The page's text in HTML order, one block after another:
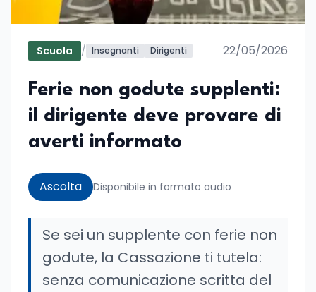
Scuola / Insegnanti Dirigenti 22/05/2026
Ferie non godute supplenti:
il dirigente deve provare di
averti informato
Ascolta Disponibile in formato audio
Se sei un supplente con ferie non
godute, la Cassazione ti tutela:
senza comunicazione scritta del